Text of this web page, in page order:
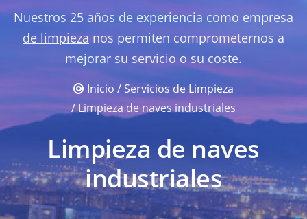
Nuestros 25 años de experiencia como empresa
de limpieza nos permiten comprometernos a
mejorar su servicio o su coste.
Inicio / Servicios de Limpieza
/ Limpieza de naves industriales
Limpieza de naves
industriales